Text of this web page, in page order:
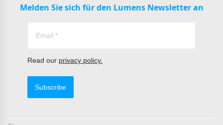
Melden Sie sich für den Lumens Newsletter an
Read our privacy policy.
Subscribe